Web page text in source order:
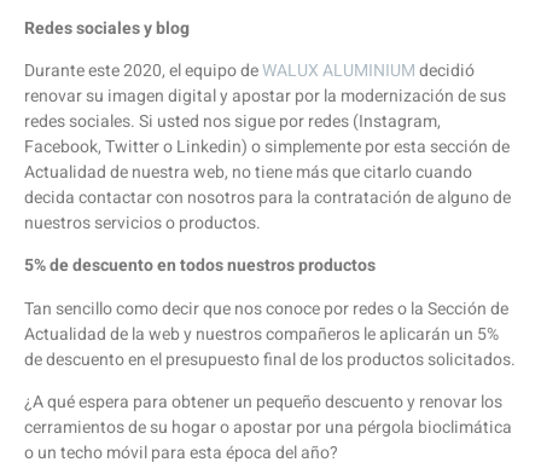
Redes sociales y blog
Durante este 2020, el equipo deWALUX ALUMINIUMdecidió
renovar su imagen digital y apostar por la modernización de sus
redes sociales. Si usted nos sigue por redes (Instagram,
Facebook, Twitter o Linkedin) o simplemente por esta sección de
Actualidad de nuestra web, no tiene más que citarlo cuando
decida contactar con nosotros para la contratación de alguno de
nuestros servicios o productos.
5% de descuento en todos nuestros productos
Tan sencillo como decir que nos conoce por redes o la Sección de
Actualidad de la web y nuestros compañeros le aplicarán un 5%
de descuento en el presupuesto final de los productos solicitados.
¿A qué espera para obtener un pequeño descuento y renovar los
cerramientos de su hogar o apostar por una pérgola bioclimática
o un techo móvil para esta época del año?